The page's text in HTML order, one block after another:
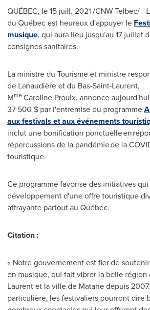
QUÉBEC, le 15 juill. 2021 /CNW Telbec/ -
du Québec est heureux d'appuyer le
musique, qui aura lieu jusqu'au 17 juillet
consignes sanitaires.
La ministre du Tourisme et ministre
de Lanaudière et du Bas-Saint-Laurent,
MmeCaroline Proulx, annonce
37 500 $ par l'entremise du programme
aux festivals et aux événements
inclut une bonification ponctuelle en
répercussions de la pandémie de la
touristique.
Ce programme favorise des initiatives
développement d'une offre touristique
attrayante partout au Québec.
Citation :
« Notre gouvernement est fier de
en musique, qui fait vibrer la belle région
Laurent et la ville de Matanedepuis
particulière, les festivaliers pourront dire